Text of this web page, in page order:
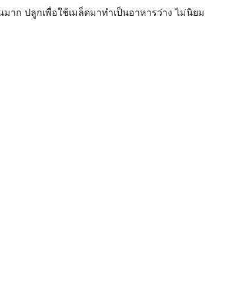
าก ปลูกเพื่อใช้เมล็ดมาทำเป็นอาหารว่าง ไม่นิยม